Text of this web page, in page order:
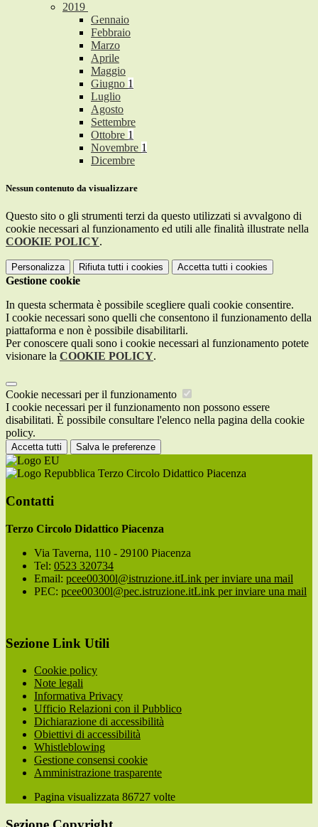
2019
Gennaio
Febbraio
Marzo
Aprile
Maggio
Giugno 1
Luglio
Agosto
Settembre
Ottobre 1
Novembre 1
Dicembre
Nessun contenuto da visualizzare
Questo sito o gli strumenti terzi da questo utilizzati si avvalgono di
cookie necessari al funzionamento ed utili alle finalità illustrate nella
COOKIE POLICY.
Personalizza Rifiuta tutti i cookies Accetta tutti i cookies
Gestione cookie
In questa schermata è possibile scegliere quali cookie consentire.
I cookie necessari sono quelli che consentono il funzionamento della
piattaforma e non è possibile disabilitarli.
Per conoscere quali sono i cookie necessari al funzionamento potete
visionare la COOKIE POLICY.
Cookie necessari per il funzionamento
I cookie necessari per il funzionamento non possono essere
disabilitati. È possibile consultare l'elenco nella pagina della cookie
policy.
Accetta tutti Salva le preferenze
Terzo Circolo Didattico Piacenza
Contatti
Terzo Circolo Didattico Piacenza
Via Taverna, 110 - 29100 Piacenza
Tel: 0523 320734
Email: pcee00300l@istruzione.itLink per inviare una mail
PEC: pcee00300l@pec.istruzione.itLink per inviare una mail
Sezione Link Utili
Cookie policy
Note legali
Informativa Privacy
Ufficio Relazioni con il Pubblico
Dichiarazione di accessibilità
Obiettivi di accessibilità
Whistleblowing
Gestione consensi cookie
Amministrazione trasparente
Pagina visualizzata 86727 volte